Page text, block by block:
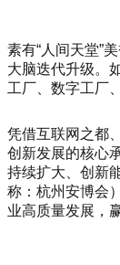
素有“人间天堂”
大脑迭代升级。
工厂、数字工厂
凭借互联网之都
创新发展的核心
持续扩大、创新
称：杭州安博会
业高质量发展，